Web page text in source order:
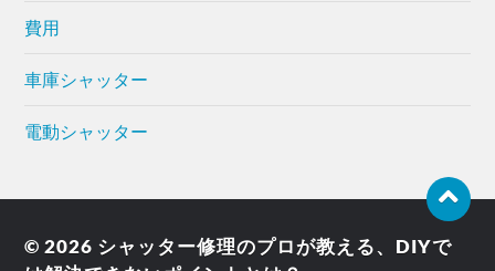
費用
車庫シャッター
電動シャッター
© 2026 シャッター修理のプロが教える、DIYで